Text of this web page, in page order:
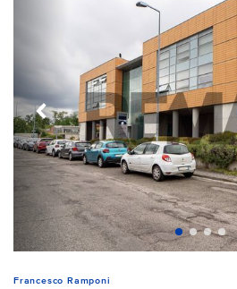
Francesco Ramponi